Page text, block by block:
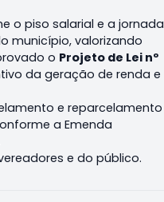
o piso salarial e a jornada
município, valorizando
o Projeto de Lei nº
da geração de renda e
e reparcelamento
a Emenda
e do público.